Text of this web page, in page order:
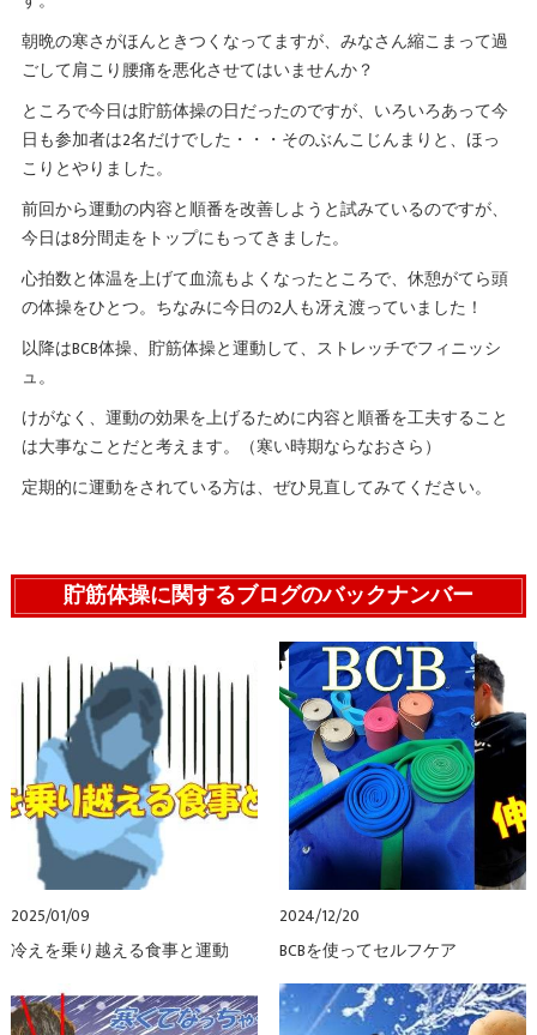
朝晩の寒さがほんときつくなってますが、みなさん縮こまって過
ごして肩こり腰痛を悪化させてはいませんか？
ところで今日は貯筋体操の日だったのですが、いろいろあって今
日も参加者は2名だけでした・・・そのぶんこじんまりと、ほっ
こりとやりました。
前回から運動の内容と順番を改善しようと試みているのですが、
今日は8分間走をトップにもってきました。
心拍数と体温を上げて血流もよくなったところで、休憩がてら頭
の体操をひとつ。ちなみに今日の2人も冴え渡っていました！
以降はBCB体操、貯筋体操と運動して、ストレッチでフィニッシ
ュ。
けがなく、運動の効果を上げるために内容と順番を工夫すること
は大事なことだと考えます。（寒い時期ならなおさら）
定期的に運動をされている方は、ぜひ見直してみてください。
貯筋体操に関するブログのバックナンバー
2025/01/09
冷えを乗り越える食事と運動
2024/12/20
BCBを使ってセルフケア